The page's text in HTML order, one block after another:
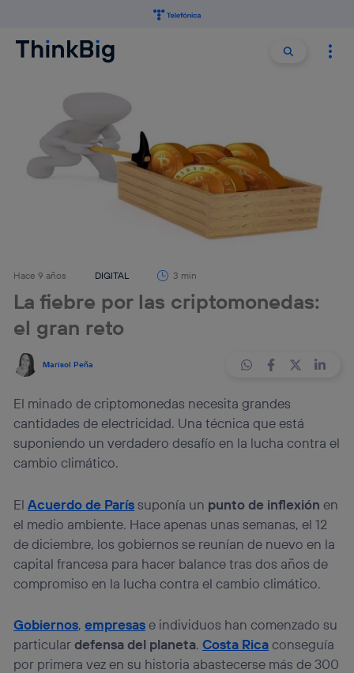
Buscar
Hace 9 años DIGITAL 3 min
La fiebre por las criptomonedas:
el gran reto
Marisol Peña
El minado de criptomonedas necesita grandes
cantidades de electricidad. Una técnica que está
suponiendo un verdadero desafío en la lucha contra el
cambio climático.
ElAcuerdo de Paríssuponía un punto de inflexión en
el medio ambiente. Hace apenas unas semanas, el 12
de diciembre, los gobiernos se reunían de nuevo en la
capital francesa para hacer balance tras dos años de
compromiso en la lucha contra el cambio climático.
Gobiernos,empresase individuos han comenzado su
particulardefensa del planeta.Costa Ricaconseguía
por primera vez en su historia abastecerse más de 300